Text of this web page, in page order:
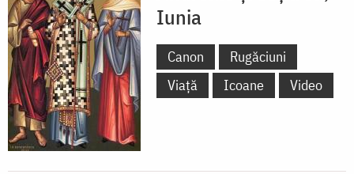
Iunia
Canon
Rugăciuni
Viață
Icoane Video